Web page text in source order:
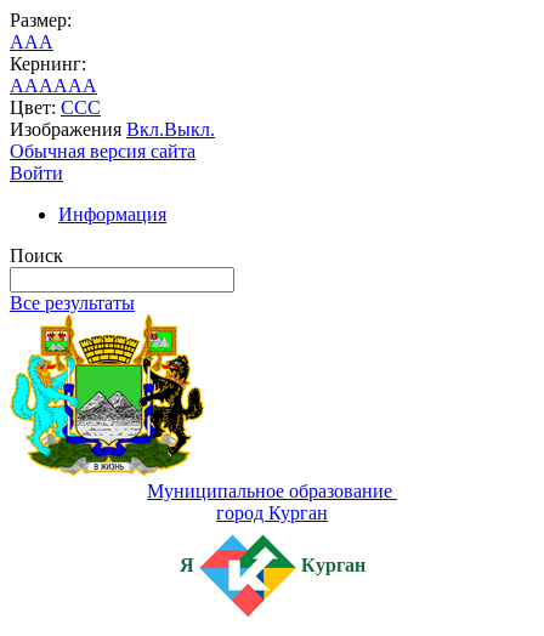
Размер:
AAA
Кернинг:
AAAAAA
Цвет: CCC
Изображения Вкл.Выкл.
Обычная версия сайта
Войти
Информация
Поиск
Все результаты
Муниципальное образование
город Курган
Я Курган